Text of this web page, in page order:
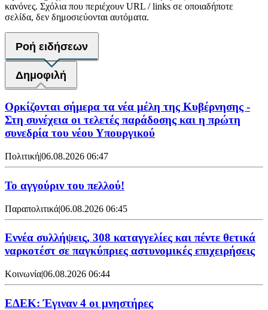
κανόνες. Σχόλια που περιέχουν URL / links σε οποιαδήποτε
σελίδα, δεν δημοσιεύονται αυτόματα.
Ροή ειδήσεων
Δημοφιλή
Ορκίζονται σήμερα τα νέα μέλη της Κυβέρνησης -
Στη συνέχεια οι τελετές παράδοσης και η πρώτη
συνεδρία του νέου Υπουργικού
Πολιτική|06.08.2026 06:47
Το αγγούριν του πελλού!
Παραπολιτικά|06.08.2026 06:45
Εννέα συλλήψεις, 308 καταγγελίες και πέντε θετικά
ναρκοτέστ σε παγκύπριες αστυνομικές επιχειρήσεις
Κοινωνία|06.08.2026 06:44
ΕΔΕΚ: Έγιναν 4 οι μνηστήρες